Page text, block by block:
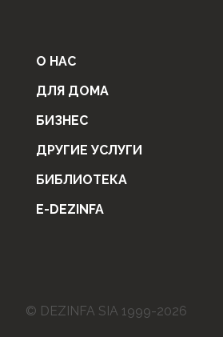
О НАС
ДЛЯ ДОМА
БИЗНЕС
ДРУГИЕ УСЛУГИ
БИБЛИОТЕКА
E-DEZINFA
© DEZINFA SIA 1999-2026